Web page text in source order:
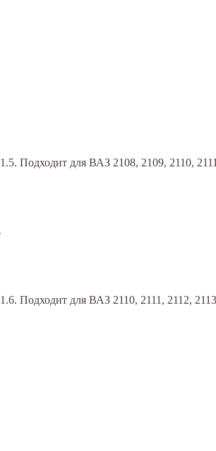
Подходит для ВАЗ 2108, 2109, 2110,
Подходит для ВАЗ 2110, 2111, 2112,